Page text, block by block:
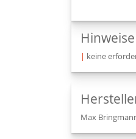
| keine
Max